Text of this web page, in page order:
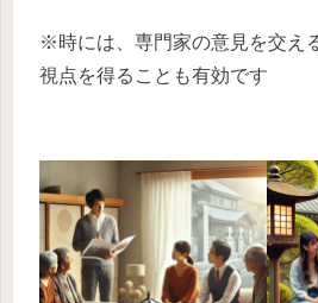
※時には、専門家の意見を交え
視点を得ることも有効です